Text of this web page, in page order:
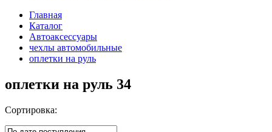
Главная
Каталог
Автоаксессуары
чехлы автомобильные
оплетки на руль
оплетки на руль 34
Сортировка: